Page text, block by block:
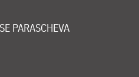
PARASCHEVA